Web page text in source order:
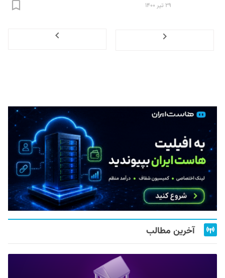
۲۹ تیر ۱۴۰۰
آخرین مطالب